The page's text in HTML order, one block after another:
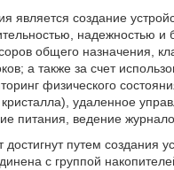
является создание
надежностью и
общего назначения,
а также за счет
физического
удаленное
питания, ведение
достигнут путем
с группой